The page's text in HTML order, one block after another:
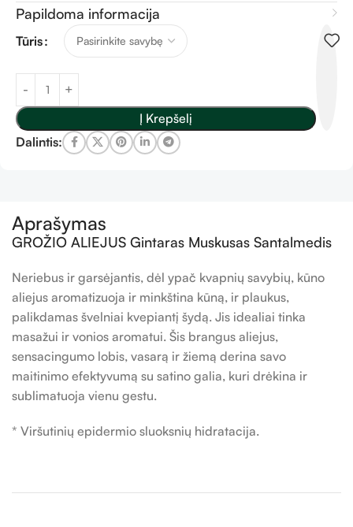
Papildoma informacija
Tūris
Į Krepšelį
Dalintis:
Aprašymas
GROŽIO ALIEJUS Gintaras Muskusas Santalmedis
Neriebus ir garsėjantis, dėl ypač kvapnių savybių, kūno
aliejus aromatizuoja ir minkština kūną, ir plaukus,
palikdamas švelniai kvepiantį šydą. Jis idealiai tinka
masažui ir vonios aromatui. Šis brangus aliejus,
sensacingumo lobis, vasarą ir žiemą derina savo
maitinimo efektyvumą su satino galia, kuri drėkina ir
sublimatuoja vienu gestu.
* Viršutinių epidermio sluoksnių hidratacija.